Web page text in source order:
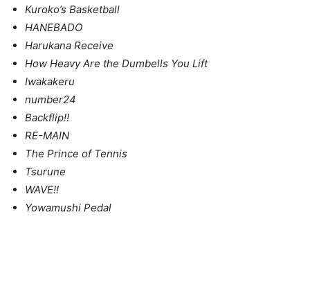
Kuroko’s Basketball
HANEBADO
Harukana Receive
How Heavy Are the Dumbells You Lift
Iwakakeru
number24
Backflip!!
RE-MAIN
The Prince of Tennis
Tsurune
WAVE!!
Yowamushi Pedal